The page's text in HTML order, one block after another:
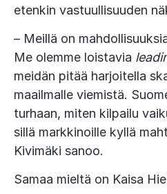
etenkin vastuullisuuden
– Meillä on
Me olemme loistavia
meidän pitää harjoitella
maailmalle viemistä.
turhaan, miten kilpailu
sillä markkinoille kyllä
Kivimäki sanoo.
Samaa mieltä on Kaisa